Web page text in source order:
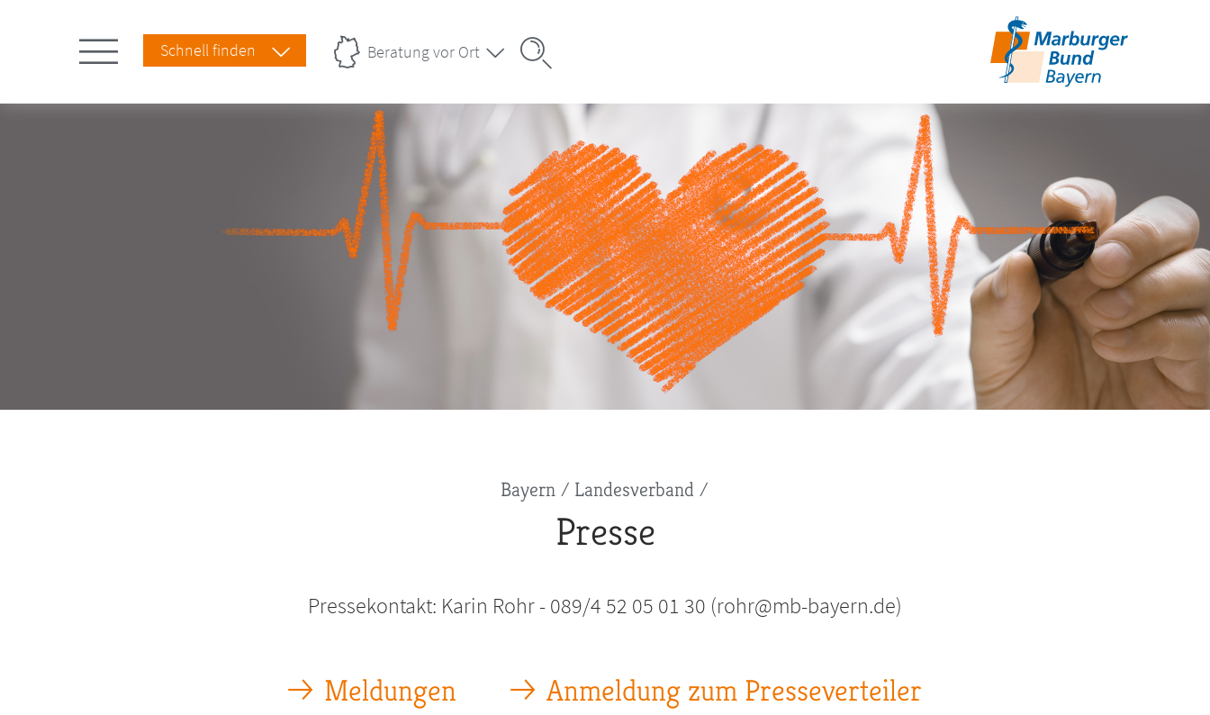
Schnell finden Beratung vor Ort
Bayern Landesverband
Presse
Pressekontakt: Karin Rohr - 089/4 52 05 01 30 (rohr@mb-bayern.de)
Meldungen Anmeldung zum Presseverteiler